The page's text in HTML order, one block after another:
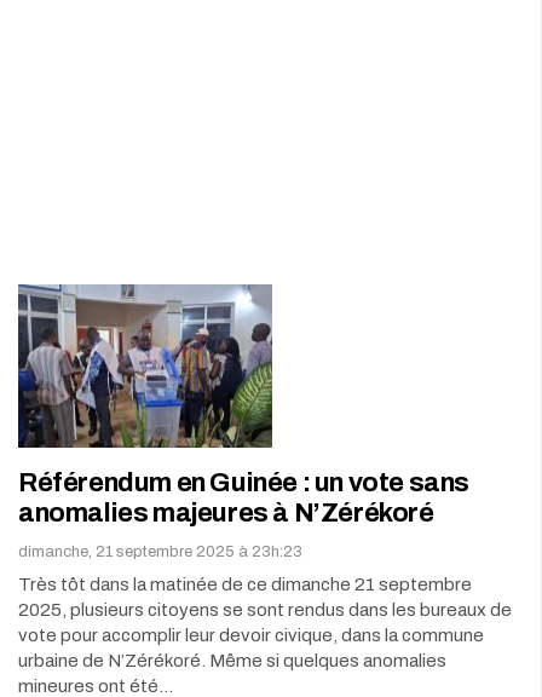
Référendum en Guinée : un vote sans
anomalies majeures à N’Zérékoré
dimanche, 21 septembre 2025 à 23h:23
Très tôt dans la matinée de ce dimanche 21 septembre
2025, plusieurs citoyens se sont rendus dans les bureaux de
vote pour accomplir leur devoir civique, dans la commune
urbaine de N’Zérékoré. Même si quelques anomalies
mineures ont été…